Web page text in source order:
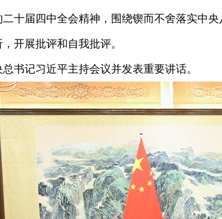
十届四中全会精神，围绕锲而不舍落实中
开展批评和自我批评。
记习近平主持会议并发表重要讲话。